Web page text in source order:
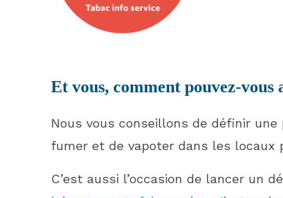
Et vous, comment pouvez-vous
Nous vous conseillons de définir
fumer et de vapoter dans les locaux
C’est aussi l’occasion de lancer un